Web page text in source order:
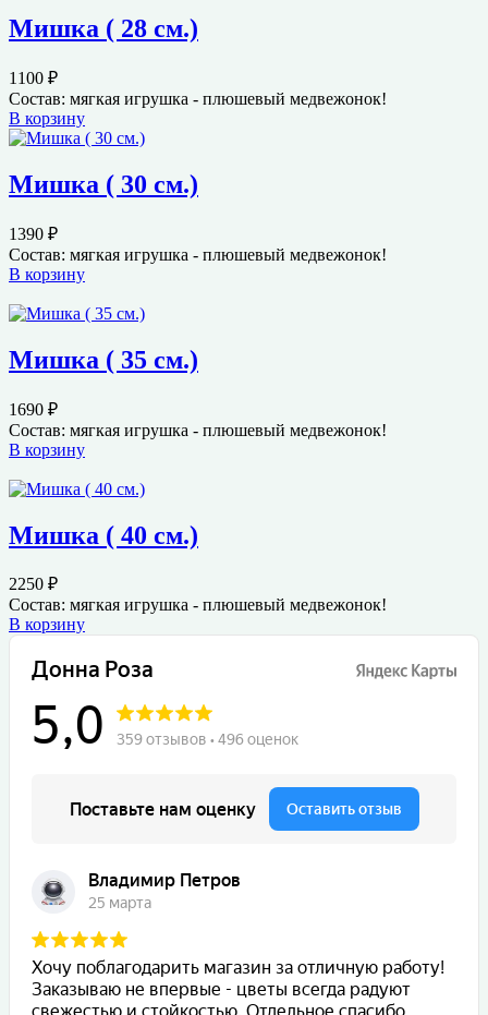
Мишка ( 28 см.)
1100 ₽
Состав: мягкая игрушка - плюшевый медвежонок!
В корзину
Мишка ( 30 см.)
1390 ₽
Состав: мягкая игрушка - плюшевый медвежонок!
В корзину
Мишка ( 35 см.)
1690 ₽
Состав: мягкая игрушка - плюшевый медвежонок!
В корзину
Мишка ( 40 см.)
2250 ₽
Состав: мягкая игрушка - плюшевый медвежонок!
В корзину